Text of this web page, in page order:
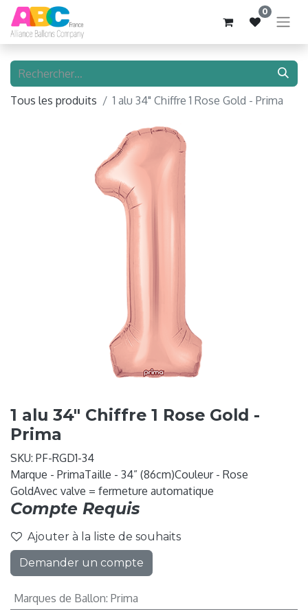
0
Tous les produits 1 alu 34" Chiffre 1 Rose Gold - Prima
1 alu 34" Chiffre 1 Rose Gold -
Prima
SKU: PF-RGD1-34
Marque - PrimaTaille - 34” (86cm)Couleur - Rose
GoldAvec valve = fermeture automatique
Compte Requis
Ajouter à la liste de souhaits
Demander un compte
Marques de Ballon: Prima